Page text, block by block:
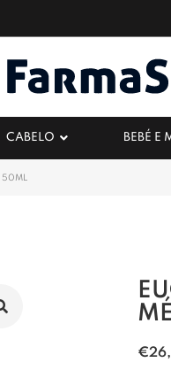
CABELO BEBÉ E
50ML
€